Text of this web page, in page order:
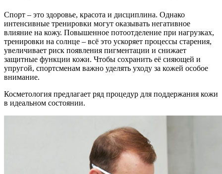
Спорт – это здоровье, красота и дисциплина. Однако
интенсивные тренировки могут оказывать негативное
влияние на кожу. Повышенное потоотделение при нагрузках,
тренировки на солнце – всё это ускоряет процессы старения,
увеличивает риск появления пигментации и снижает
защитные функции кожи. Чтобы сохранить её сияющей и
упругой, спортсменам важно уделять уходу за кожей особое
внимание.
Косметология предлагает ряд процедур для поддержания кожи
в идеальном состоянии.